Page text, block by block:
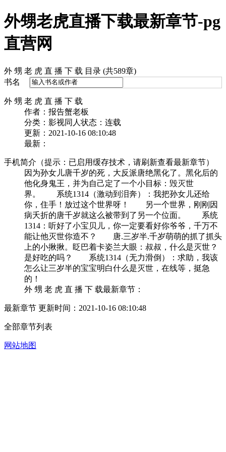
外甥老虎直播下载最新章节-pg
直营网
外 甥 老 虎 直 播 下 载 目录 (共589章)
书名
外 甥 老 虎 直 播 下 载
作者：报告蟹老板
分类：影视同人 状态：连载
更新：2021-10-16 08:10:48
最新：
手机简介（提示：已启用缓存技术，请刷新查看最新章节）
因为孙女儿唐千岁的死，大反派唐绝黑化了。黑化后的
他化身鬼王，并为自己定了一个小目标：毁灭世
界。 系统1314（激动到泪奔）：我把孙女儿还给
你，住手！放过这个世界呀！ 另一个世界，刚刚因
病夭折的唐千岁就这么被带到了另一个位面。 系统
1314：听好了小宝贝儿，你一定要看好你爷爷，千万不
能让他灭世你造不？ 唐.三岁半.千岁萌萌的抓了抓头
上的小揪揪。眨巴着卡姿兰大眼：叔叔，什么是灭世？
是好吃的吗？ 系统1314（无力滑倒）：求助，我该
怎么让三岁半的宝宝明白什么是灭世，在线等，挺急
的！
外 甥 老 虎 直 播 下 载最新章节：
最新章节 更新时间：2021-10-16 08:10:48
全部章节列表
网站地图